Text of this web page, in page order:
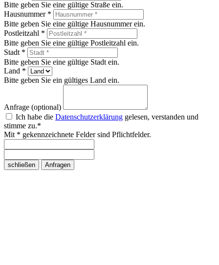
Bitte geben Sie eine gültige Straße ein.
Hausnummer *
Bitte geben Sie eine gültige Hausnummer ein.
Postleitzahl *
Bitte geben Sie eine gültige Postleitzahl ein.
Stadt *
Bitte geben Sie eine gültige Stadt ein.
Land *
Bitte geben Sie ein gültiges Land ein.
Anfrage (optional)
Ich habe die Datenschutzerklärung gelesen, verstanden und
stimme zu.*
Mit * gekennzeichnete Felder sind Pflichtfelder.
schließen Anfragen